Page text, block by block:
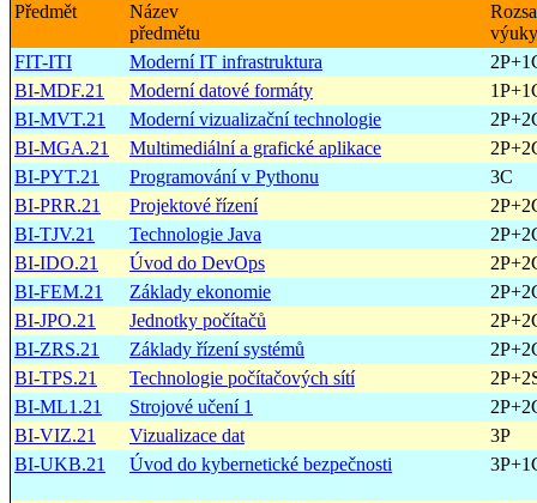
Předmět
Název
předmětu
výuky
FIT-ITI
Moderní IT infrastruktura
BI-MDF.21
Moderní datové formáty
BI-MVT.21
Moderní vizualizační technologie
BI-MGA.21
Multimediální a grafické aplikace
BI-PYT.21
Programování v Pythonu
3C
BI-PRR.21
Projektové řízení
BI-TJV.21
Technologie Java
BI-IDO.21
Úvod do DevOps
BI-FEM.21
Základy ekonomie
BI-JPO.21
Jednotky počítačů
BI-ZRS.21
Základy řízení systémů
BI-TPS.21
Technologie počítačových sítí
BI-ML1.21
Strojové učení 1
BI-VIZ.21
Vizualizace dat
3P
BI-UKB.21
Úvod do kybernetické bezpečnosti